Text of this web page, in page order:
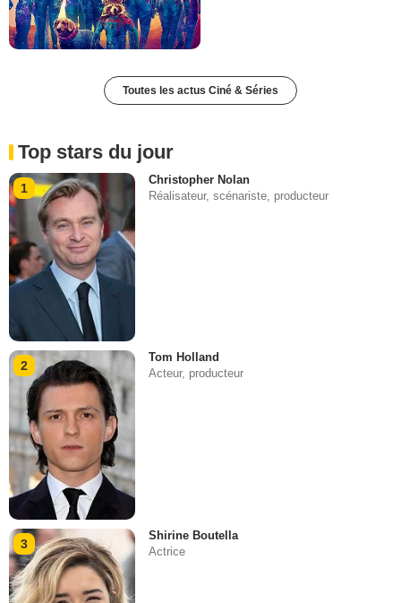
Toutes les actus Ciné & Séries
Top stars du jour
1
Christopher Nolan
Réalisateur, scénariste, producteur
2
Tom Holland
Acteur, producteur
3
Shirine Boutella
Actrice